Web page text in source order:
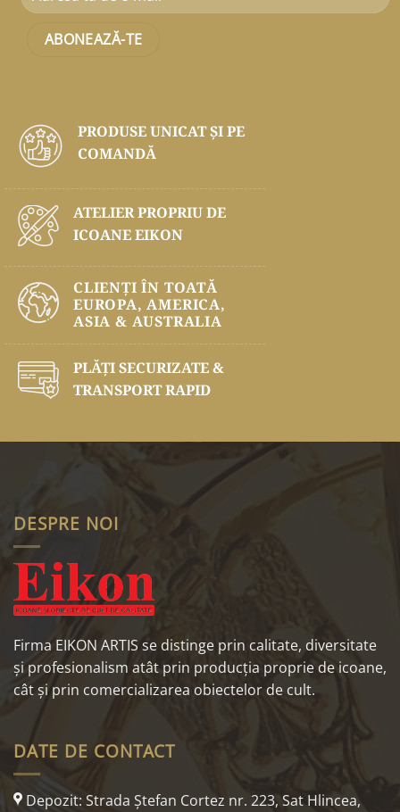
PRODUSE UNICAT ŞI PE
COMANDĂ
ATELIER PROPRIU DE
ICOANE EIKON
CLIENȚI ÎN TOATĂ
EUROPA, AMERICA,
ASIA & AUSTRALIA
PLĂŢI SECURIZATE &
TRANSPORT RAPID
DESPRE NOI
Firma EIKON ARTIS se distinge prin calitate, diversitate
și profesionalism atât prin producția proprie de icoane,
cât și prin comercializarea obiectelor de cult.
DATE DE CONTACT
Depozit: Strada Ştefan Cortez nr. 223, Sat Hlincea,